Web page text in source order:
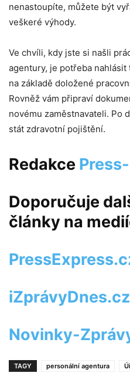
nenastoupíte, můžete být
veškeré výhody.
Ve chvíli, kdy jste si našli
agentury, je potřeba
na základě doložené
Rovněž vám připraví
novému zaměstnavateli. Po
stát zdravotní pojištění.
Redakce
Doporučuje
články na
iZprávyDnes.cz
Novinky-
TAGY personální agentura